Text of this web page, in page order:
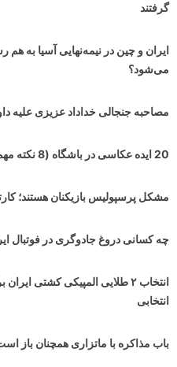
گرفتند
می‌شود؟
مصاحبه جنجالی خداداد عزیزی علیه
20 ایده عکاسی در باشگاه (8 نکته مهم هنگام عکاسی)
مشکل پرسپولیس بازیکنان هستند؛
چه کسانی دروغ جادوگری در فوتبال
انتخاب ۲ طلایی المپیکی کشتی
انتخابی
باب مذاکره با ماتزاری همچنان باز